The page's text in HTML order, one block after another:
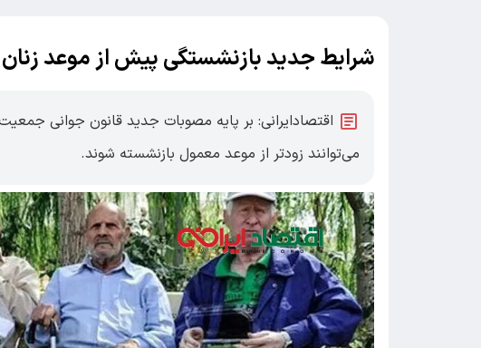
شرایط جدید بازنشستگی پیش از موعد
می‌توانند زودتر از موعد معمول بازنشسته شوند.